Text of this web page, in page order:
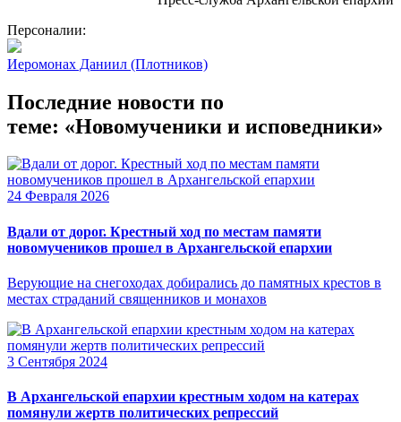
Персоналии:
Иеромонах Даниил (Плотников)
Последние новости по
теме: «Новомученики и исповедники»
24 Февраля 2026
Вдали от дорог. Крестный ход по местам памяти
новомучеников прошел в Архангельской епархии
Верующие на снегоходах добирались до памятных крестов в
местах страданий священников и монахов
3 Сентября 2024
В Архангельской епархии крестным ходом на катерах
помянули жертв политических репрессий